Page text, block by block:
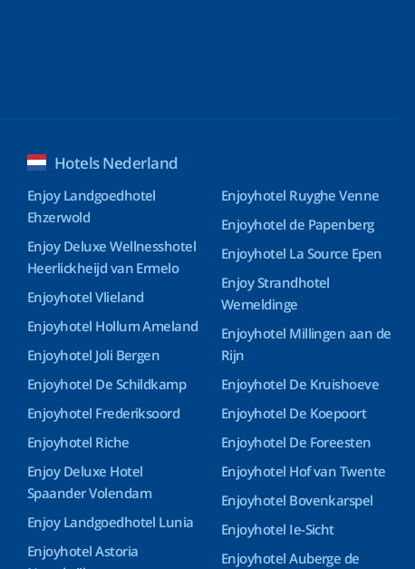
Hotels Nederland
Enjoy Landgoedhotel
Ehzerwold
Enjoy Deluxe Wellnesshotel
Heerlickheijd van Ermelo
Enjoyhotel Vlieland
Enjoyhotel Hollum Ameland
Enjoyhotel Joli Bergen
Enjoyhotel De Schildkamp
Enjoyhotel Frederiksoord
Enjoyhotel Riche
Enjoy Deluxe Hotel
Spaander Volendam
Enjoy Landgoedhotel Lunia
Enjoyhotel Astoria
Enjoyhotel Ruyghe Venne
Enjoyhotel de Papenberg
Enjoyhotel La Source Epen
Enjoy Strandhotel
Wemeldinge
Enjoyhotel Millingen aan de
Rijn
Enjoyhotel De Kruishoeve
Enjoyhotel De Koepoort
Enjoyhotel De Foreesten
Enjoyhotel Hof van Twente
Enjoyhotel Bovenkarspel
Enjoyhotel Ie-Sicht
Enjoyhotel Auberge de